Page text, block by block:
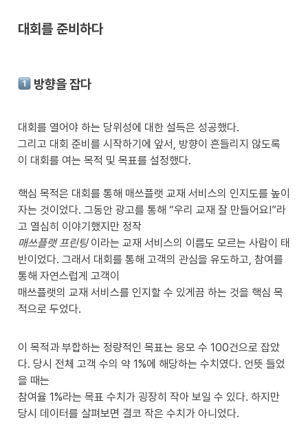
대회를 준비하다
방향을 잡다
대회를 열어야 하는 당위성에 대한 설득은 성공했다.
그리고 대회 준비를 시작하기에 앞서, 방향이 흔들리지 않도록
이 대회를 여는 목적 및 목표를 설정했다.
핵심 목적은 대회를 통해 매쓰플랫 교재 서비스의 인지도를 높이
자는 것이었다. 그동안 광고를 통해 “우리 교재 잘 만들어요!”라
매쓰플랫 프린팅 이라는 교재 서비스의 이름도 모르는 사람이 태
반이었다. 그래서 대회를 통해 고객의 관심을 유도하고, 참여를
통해 자연스럽게 고객이
매쓰플랫의 교재 서비스를 인지할 수 있게끔 하는 것을 핵심 목
적으로 두었다.
이 목적과 부합하는 정량적인 목표는 응모 수 100건으로 잡았
다. 당시 전체 고객 수의 약 1%에 해당하는 수치였다. 언뜻 들었
을 때는
참여율 1%라는 목표 수치가 굉장히 작아 보일 수 있다. 하지만
당시 데이터를 살펴보면 결코 작은 수치가 아니었다.